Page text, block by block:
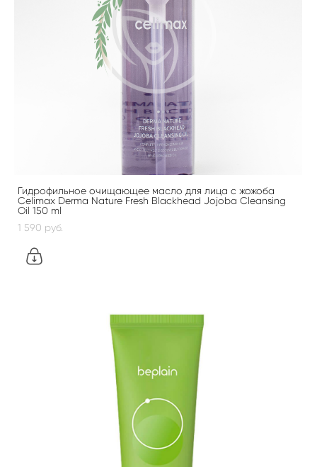
Гидрофильное очищающее масло для лица с жожоба
Celimax Derma Nature Fresh Blackhead Jojoba Cleansing
Oil 150 ml
1 590 pуб.